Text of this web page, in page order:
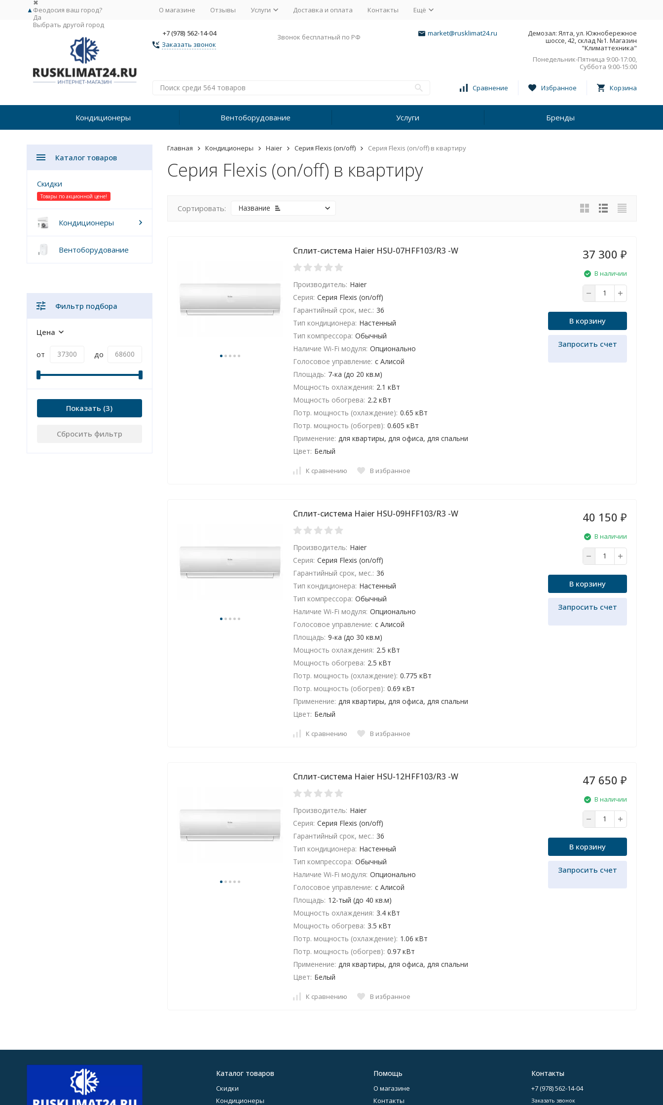
▲
✖
Феодосия ваш город?
Да
Выбрать другой город
О магазине Отзывы Услуги Доставка и оплата Контакты Ещё
+7 (978) 562-14-04
Заказать звонок
Звонок бесплатный по РФ market@rusklimat24.ru
Демозал: Ялта, ул. Южнобережное
шоссе, 42, склад №1. Магазин
"Климаттехника"
Понедельник-Пятница 9:00-17:00,
Суббота 9:00-15:00
Сравнение Избранное Корзина
Кондиционеры Вентоборудование Услуги Бренды
Главная Кондиционеры Haier Серия Flexis (on/off) Серия Flexis (on/off) в квартиру
Серия Flexis (on/off) в квартиру
Сортировать: Название
Сплит-система Haier HSU-07HFF103/R3 -W
Производитель: Haier
Серия: Серия Flexis (on/off)
Гарантийный срок, мес.: 36
Тип кондиционера: Настенный
Тип компрессора: Обычный
Наличие Wi-Fi модуля: Опционально
Голосовое управление: с Алисой
Площадь: 7-ка (до 20 кв.м)
Мощность охлаждения: 2.1 кВт
Мощность обогрева: 2.2 кВт
Потр. мощность (охлаждение): 0.65 кВт
Потр. мощность (обогрев): 0.605 кВт
Применение: для квартиры, для офиса, для спальни
Цвет: Белый
К сравнению В избранное
37 300 ₽
В наличии
В корзину
Запросить счет
Сплит-система Haier HSU-09HFF103/R3 -W
Производитель: Haier
Серия: Серия Flexis (on/off)
Гарантийный срок, мес.: 36
Тип кондиционера: Настенный
Тип компрессора: Обычный
Наличие Wi-Fi модуля: Опционально
Голосовое управление: с Алисой
Площадь: 9-ка (до 30 кв.м)
Мощность охлаждения: 2.5 кВт
Мощность обогрева: 2.5 кВт
Потр. мощность (охлаждение): 0.775 кВт
Потр. мощность (обогрев): 0.69 кВт
Применение: для квартиры, для офиса, для спальни
Цвет: Белый
К сравнению В избранное
40 150 ₽
В наличии
В корзину
Запросить счет
Сплит-система Haier HSU-12HFF103/R3 -W
Производитель: Haier
Серия: Серия Flexis (on/off)
Гарантийный срок, мес.: 36
Тип кондиционера: Настенный
Тип компрессора: Обычный
Наличие Wi-Fi модуля: Опционально
Голосовое управление: с Алисой
Площадь: 12-тый (до 40 кв.м)
Мощность охлаждения: 3.4 кВт
Мощность обогрева: 3.5 кВт
Потр. мощность (охлаждение): 1.06 кВт
Потр. мощность (обогрев): 0.97 кВт
Применение: для квартиры, для офиса, для спальни
Цвет: Белый
К сравнению В избранное
47 650 ₽
В наличии
В корзину
Запросить счет
Каталог товаров
Скидки
Товары по акционной цене!
Кондиционеры
Вентоборудование
Фильтр подбора
Цена
от до
Показать
Сбросить фильтр
Каталог товаров
Скидки
Кондиционеры
Помощь
О магазине
Контакты
Контакты
+7 (978) 562-14-04
Заказать звонок